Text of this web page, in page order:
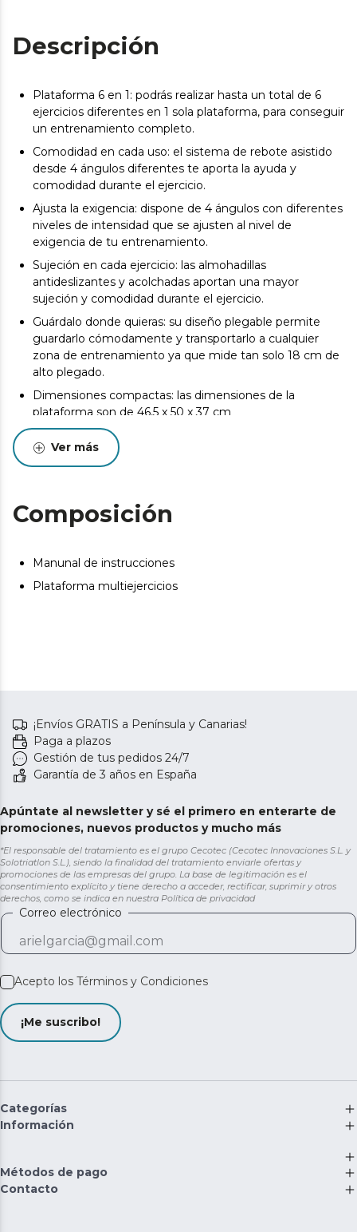
Descripción
Plataforma 6 en 1: podrás realizar hasta un total de 6
ejercicios diferentes en 1 sola plataforma, para conseguir
un entrenamiento completo.
Comodidad en cada uso: el sistema de rebote asistido
desde 4 ángulos diferentes te aporta la ayuda y
comodidad durante el ejercicio.
Ajusta la exigencia: dispone de 4 ángulos con diferentes
niveles de intensidad que se ajusten al nivel de
exigencia de tu entrenamiento.
Sujeción en cada ejercicio: las almohadillas
antideslizantes y acolchadas aportan una mayor
sujeción y comodidad durante el ejercicio.
Guárdalo donde quieras: su diseño plegable permite
guardarlo cómodamente y transportarlo a cualquier
zona de entrenamiento ya que mide tan solo 18 cm de
alto plegado.
Dimensiones compactas: las dimensiones de la
plataforma son de 46,5 x 50 x 37 cm
Máximo 100 kg: peso máximo del usuario de 100 kg.
Ver más
Composición
Manunal de instrucciones
Plataforma multiejercicios
¡Envíos GRATIS a Península y Canarias!
Paga a plazos
Gestión de tus pedidos 24/7
Garantía de 3 años en España
Apúntate al newsletter y sé el primero en enterarte de
promociones, nuevos productos y mucho más
*El responsable del tratamiento es el grupo Cecotec (Cecotec Innovaciones S.L. y
Solotriatlon S.L.), siendo la finalidad del tratamiento enviarle ofertas y
promociones de las empresas del grupo. La base de legitimación es el
consentimiento explícito y tiene derecho a acceder, rectificar, suprimir y otros
derechos, como se indica en nuestra Política de privacidad
Correo electrónico
Acepto los Términos y Condiciones
¡Me suscribo!
Categorías
Información
Métodos de pago
Contacto